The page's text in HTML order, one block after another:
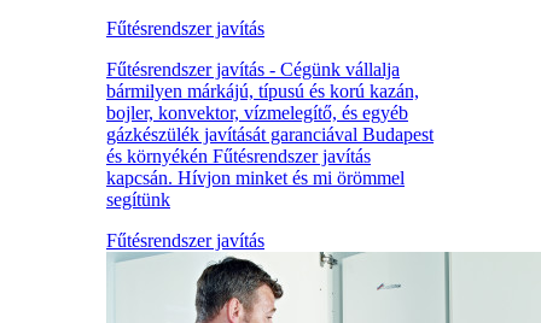
Fűtésrendszer javítás
Fűtésrendszer javítás - Cégünk vállalja
bármilyen márkájú, típusú és korú kazán,
bojler, konvektor, vízmelegítő, és egyéb
gázkészülék javítását garanciával Budapest
és környékén Fűtésrendszer javítás
kapcsán. Hívjon minket és mi örömmel
segítünk
Fűtésrendszer javítás